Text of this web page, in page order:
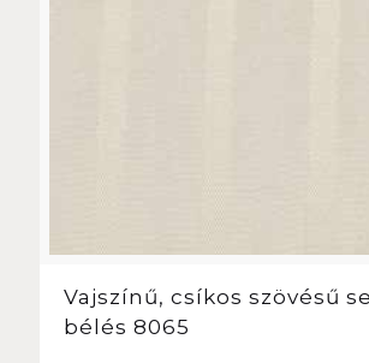
Vajszínű, csíkos szövésű
bélés 8065